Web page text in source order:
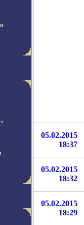
05.02.2015
18:37
05.02.2015
18:32
05.02.2015
18:29